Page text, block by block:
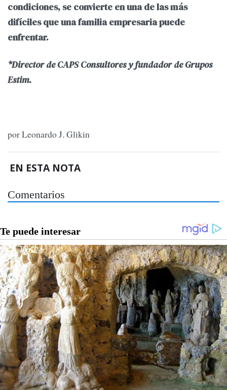
condiciones, se convierte en una de las más
difíciles que una familia empresaria puede
enfrentar.
*Director de CAPS Consultores y fundador de Grupos
Estim.
por Leonardo J. Glikin
EN ESTA NOTA
Comentarios